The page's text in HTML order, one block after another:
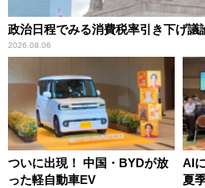
政治日程でみる消費税率引き下げ議
2026.08.06
ついに出現！ 中国・BYDが放
った軽自動車EV
AI
夏